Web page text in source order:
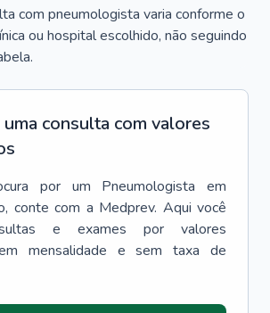
com pneumologista varia conforme o
ou hospital escolhido, não seguindo
consulta com valores
por um Pneumologista
em
, conte com a Medprev. Aqui você
e exames por valores
mensalidade e sem taxa de